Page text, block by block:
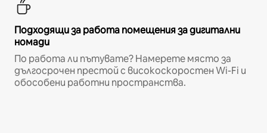
Подходящи за работа помещения за дигитални
номади
По работа ли пътувате? Намерете място за
дългосрочен престой с високоскоростен Wi-Fi и
обособени работни пространства.